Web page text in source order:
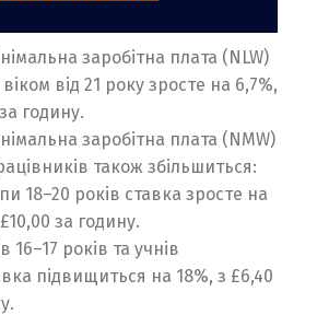
заробітна плата (NLW)
від 21 року зросте на 6,7%,
годину.
заробітна плата (NMW)
також збільшиться:
18–20 років ставка зросте на
за годину.
16–17 років та учнів
підвищиться на 18%, з £6,40